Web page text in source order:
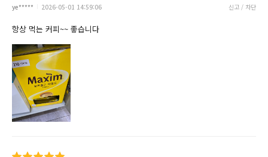
ye***** 2026-05-01 14:59:06 신고 / 차단
항상 먹는 커피~~ 좋습니다